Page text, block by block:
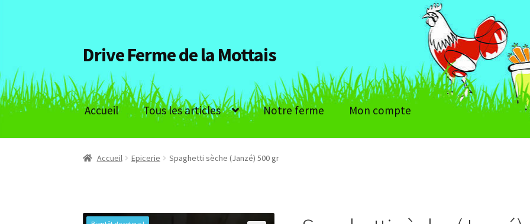
Aller
à
la
navigation
Aller
au
contenu
Drive Ferme de la Mottais
Accueil Tous les articles Notre ferme Mon compte
Accueil Epicerie Spaghetti sèche (Janzé) 500 gr